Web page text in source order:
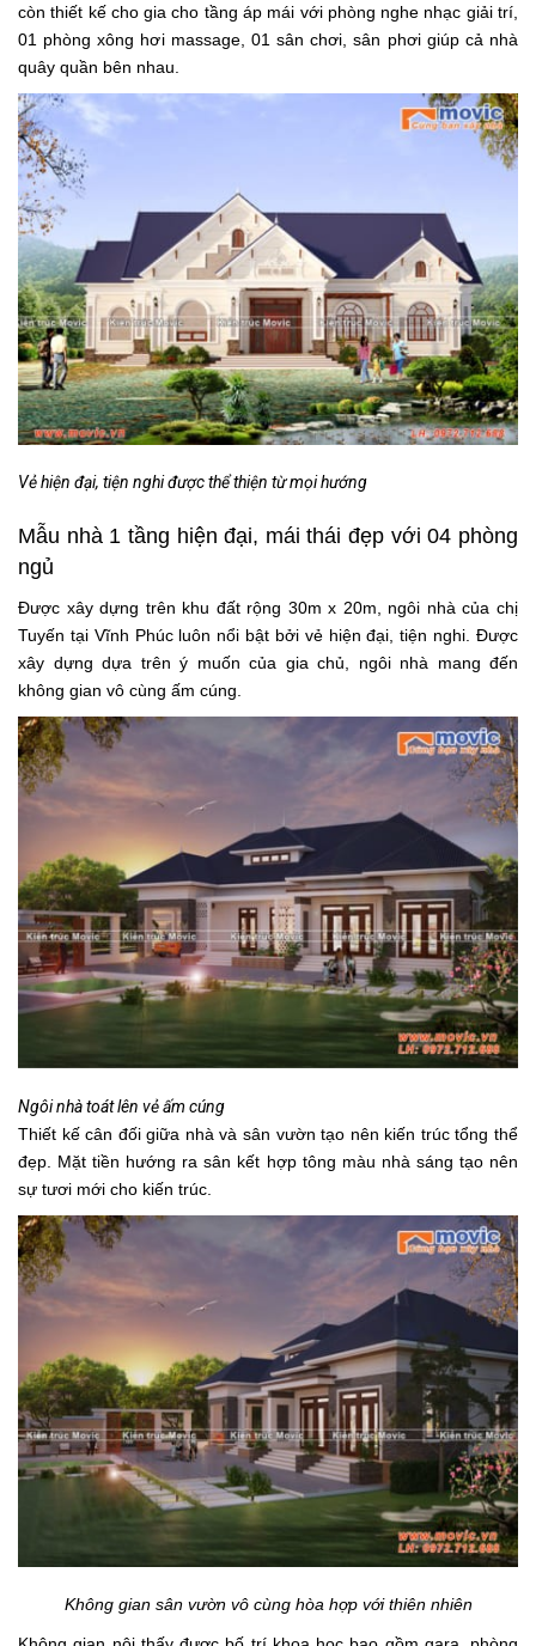
còn thiết kế cho gia cho tầng áp mái với phòng nghe nhạc giải trí,
01 phòng xông hơi massage, 01 sân chơi, sân phơi giúp cả nhà
quây quần bên nhau.
Vẻ hiện đại, tiện nghi được thể thiện từ mọi hướng
Mẫu nhà 1 tầng hiện đại, mái thái đẹp với 04 phòng
ngủ
Được xây dựng trên khu đất rộng 30m x 20m, ngôi nhà của chị
Tuyến tại Vĩnh Phúc luôn nổi bật bởi vẻ hiện đại, tiện nghi. Được
xây dựng dựa trên ý muốn của gia chủ, ngôi nhà mang đến
không gian vô cùng ấm cúng.
Ngôi nhà toát lên vẻ ấm cúng
Thiết kế cân đối giữa nhà và sân vườn tạo nên kiến trúc tổng thể
đẹp. Mặt tiền hướng ra sân kết hợp tông màu nhà sáng tạo nên
sự tươi mới cho kiến trúc.
Không gian sân vườn vô cùng hòa hợp với thiên nhiên